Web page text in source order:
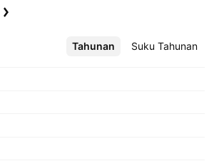
Tahunan Suku Tahunan
Lebih